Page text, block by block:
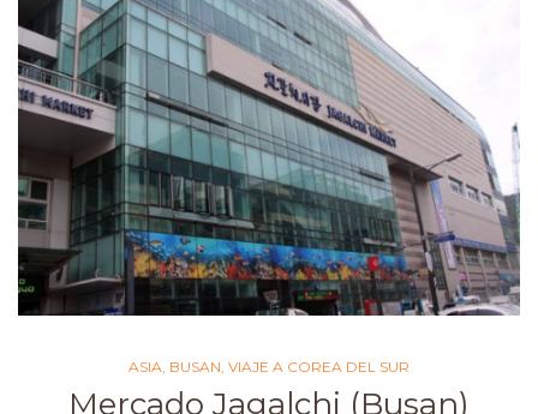
ASIA, BUSAN, VIAJE A COREA DEL SUR
Mercado Jagalchi (Busan)